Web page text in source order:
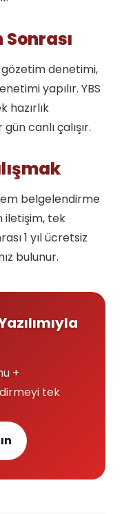
gözetim denetimi,
yapılır. YBS
hazırlık
canlı çalışır.
belgelendirme
iletişim, tek
1 yıl ücretsiz
bulunur.
+
tek